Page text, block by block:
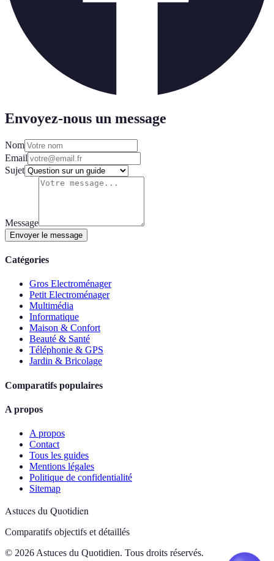
Envoyez-nous un message
Nom
Email
Sujet
Message
Envoyer le message
Catégories
Gros Electroménager
Petit Electroménager
Multimédia
Informatique
Maison & Confort
Beauté & Santé
Téléphonie & GPS
Jardin & Bricolage
Comparatifs populaires
A propos
A propos
Contact
Tous les guides
Mentions légales
Politique de confidentialité
Sitemap
Astuces du Quotidien
Comparatifs objectifs et détaillés
© 2026 Astuces du Quotidien. Tous droits réservés.